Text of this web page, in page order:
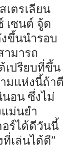
เตรเลียน
เซนต์ จู้ด
ขึ้นนำรอบ
ามารถ
เปรียบที่ขึ้น
มแห่งนี้ถ้าตี
อน ซึ่งไม่
ม่นยำ
ร์ได้ดีวันนี้
เล่นได้ดี”